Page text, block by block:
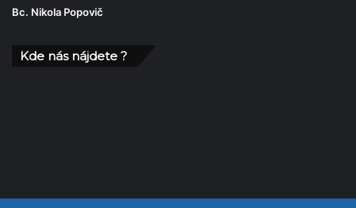
Bc. Nikola Popovič
Kde nás nájdete ?